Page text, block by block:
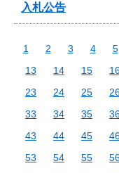
入札公告
1 2 3 4 5
13
14 15
23
24 25
33
34 35
43
44 45
53
54 55